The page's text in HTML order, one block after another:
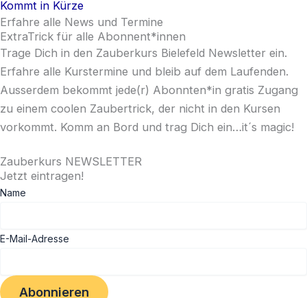
Kommt in Kürze
Erfahre alle News und Termine
ExtraTrick für alle Abonnent*innen
Trage Dich in den Zauberkurs Bielefeld Newsletter ein.
Erfahre alle Kurstermine und bleib auf dem Laufenden.
Ausserdem bekommt jede(r) Abonnten*in gratis Zugang
zu einem coolen Zaubertrick, der nicht in den Kursen
vorkommt. Komm an Bord und trag Dich ein…it´s magic!
Zauberkurs NEWSLETTER
Jetzt eintragen!
Name
E-Mail-Adresse